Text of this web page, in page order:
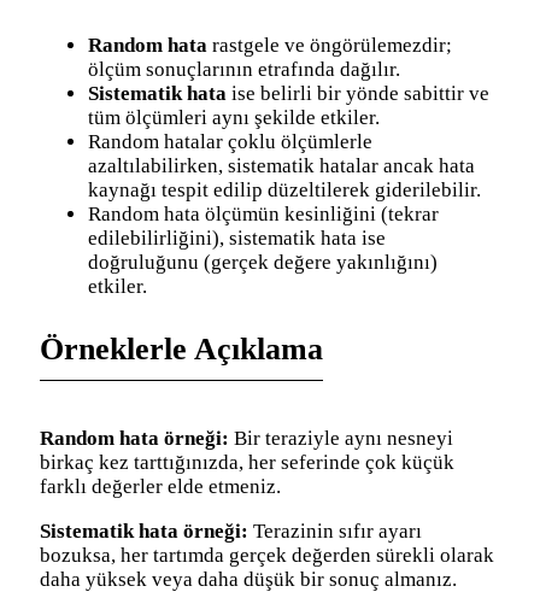
Random hata rastgele ve öngörülemezdir;
ölçüm sonuçlarının etrafında dağılır.
Sistematik hata ise belirli bir yönde sabittir ve
tüm ölçümleri aynı şekilde etkiler.
Random hatalar çoklu ölçümlerle
azaltılabilirken, sistematik hatalar ancak hata
kaynağı tespit edilip düzeltilerek giderilebilir.
Random hata ölçümün kesinliğini (tekrar
edilebilirliğini), sistematik hata ise
doğruluğunu (gerçek değere yakınlığını)
etkiler.
Örneklerle Açıklama
Random hata örneği: Bir teraziyle aynı nesneyi
birkaç kez tarttığınızda, her seferinde çok küçük
farklı değerler elde etmeniz.
Sistematik hata örneği: Terazinin sıfır ayarı
bozuksa, her tartımda gerçek değerden sürekli olarak
daha yüksek veya daha düşük bir sonuç almanız.